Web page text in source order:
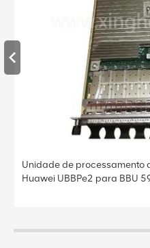
Unidade de processamento
Huawei UBBPe2 para BBU